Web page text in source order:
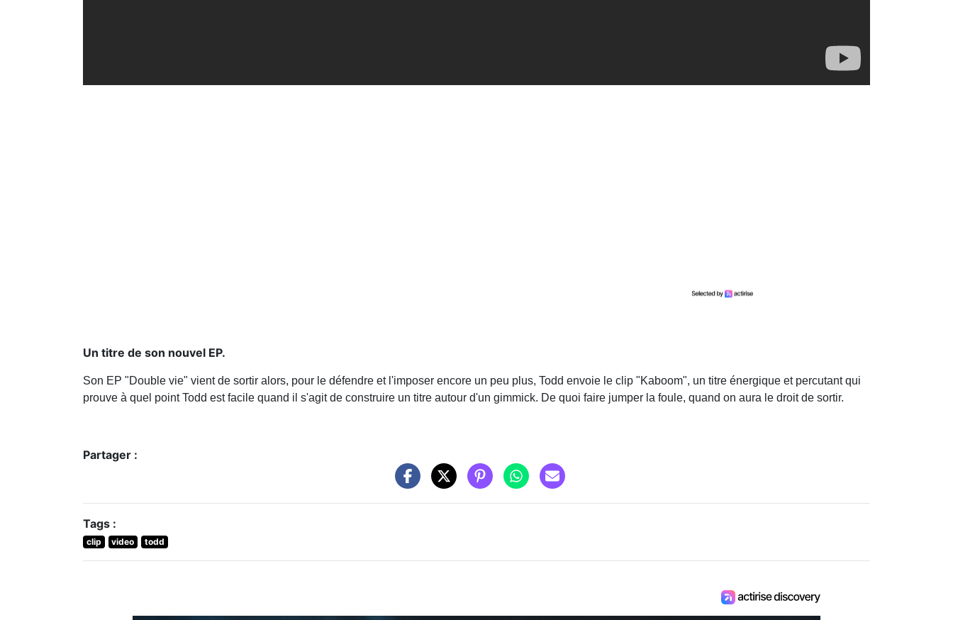
Un titre de son nouvel EP.
Son EP "Double vie" vient de sortir alors, pour le défendre et l'imposer encore un peu plus, Todd envoie le clip "Kaboom", un titre énergique et percutant qui
prouve à quel point Todd est facile quand il s'agit de construire un titre autour d'un gimmick. De quoi faire jumper la foule, quand on aura le droit de sortir.
Partager :
Tags :
clip video todd